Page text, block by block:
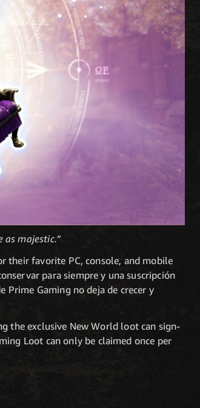
majestic.”
their favorite PC, console, and mobile
para siempre y una suscripción
Prime Gaming no deja de crecer y
the exclusive New World loot can sign-
Loot can only be claimed once per